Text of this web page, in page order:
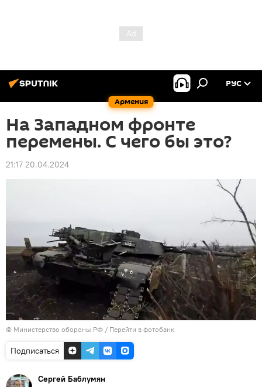
Армения
РУС
На Западном фронте
перемены. С чего бы это?
21:17 20.04.2024
© Министерство обороны РФ / Перейти в фотобанк
Подписаться
Сергей Баблумян